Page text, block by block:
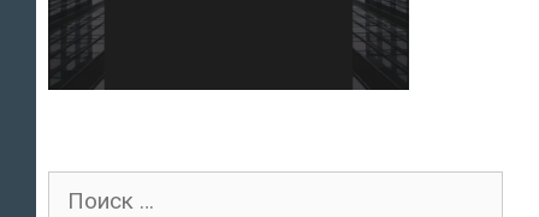
Поиск